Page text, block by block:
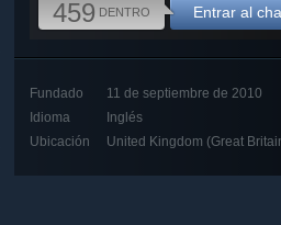
459 DENTRO Entrar al
Fundado
11 de septiembre de 2010
Idioma
Inglés
Ubicación
United Kingdom (Great